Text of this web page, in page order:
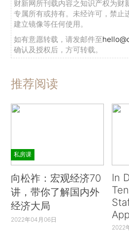
财新网所刊载内容之知识产权为财
专属所有或持有。未经许可，禁止
建立镜像等任何使用。
如有意愿转载，请发邮件至
确认及授权后，方可转载。
推荐阅读
私房课
向松祚：宏观经济70
讲，带你了解国内外
经济大局
2022年04月06日
In
2022